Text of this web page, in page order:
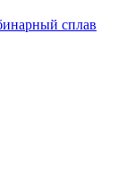
сплав